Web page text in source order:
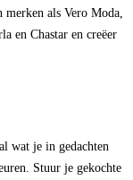
merken als Vero Moda,
en Chastar en creëer
wat je in gedachten
Stuur je gekochte